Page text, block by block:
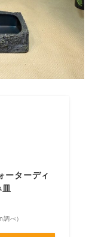
ーターディ
べ）